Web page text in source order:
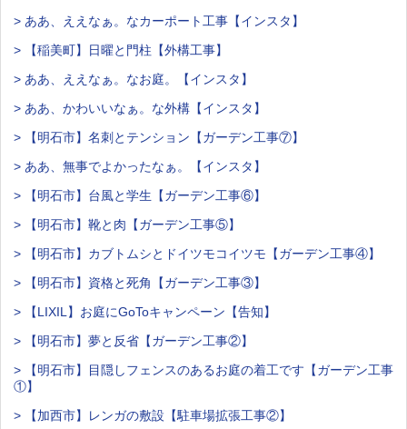
> ああ、ええなぁ。なカーポート工事【インスタ】
> 【稲美町】日曜と門柱【外構工事】
> ああ、ええなぁ。なお庭。【インスタ】
> ああ、かわいいなぁ。な外構【インスタ】
> 【明石市】名刺とテンション【ガーデン工事⑦】
> ああ、無事でよかったなぁ。【インスタ】
> 【明石市】台風と学生【ガーデン工事⑥】
> 【明石市】靴と肉【ガーデン工事⑤】
> 【明石市】カブトムシとドイツモコイツモ【ガーデン工事④】
> 【明石市】資格と死角【ガーデン工事③】
> 【LIXIL】お庭にGoToキャンペーン【告知】
> 【明石市】夢と反省【ガーデン工事②】
> 【明石市】目隠しフェンスのあるお庭の着工です【ガーデン工事
①】
> 【加西市】レンガの敷設【駐車場拡張工事②】